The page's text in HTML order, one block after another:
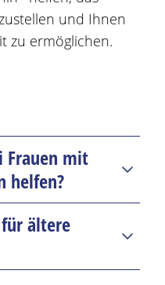
und Ihnen
zu ermöglichen.
Frauen mit
helfen?
wie
die vermehrt
in den
ältere